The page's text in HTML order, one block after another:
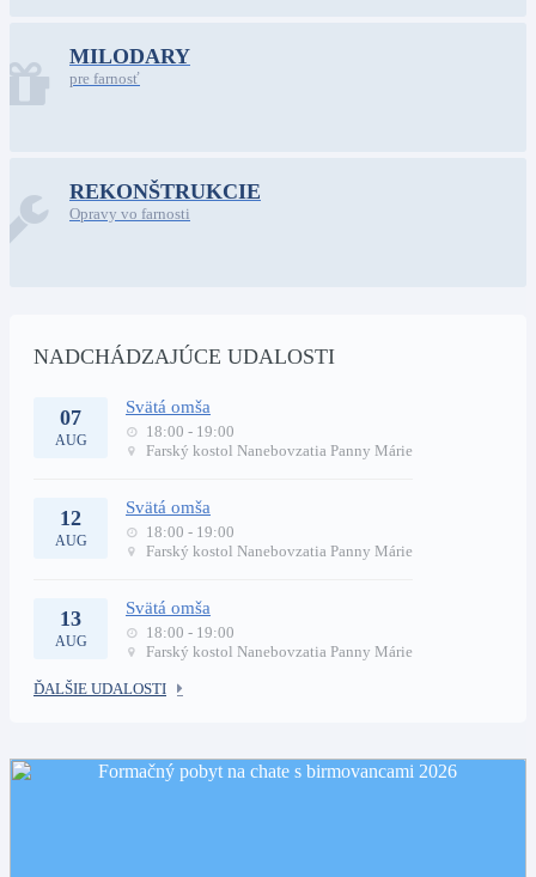
MILODARY
pre farnosť
REKONŠTRUKCIE
Opravy vo farnosti
NADCHÁDZAJÚCE UDALOSTI
07
AUG
Svätá omša
18:00 - 19:00
Farský kostol Nanebovzatia Panny Márie
12
AUG
Svätá omša
18:00 - 19:00
Farský kostol Nanebovzatia Panny Márie
13
AUG
Svätá omša
18:00 - 19:00
Farský kostol Nanebovzatia Panny Márie
ĎALŠIE UDALOSTI